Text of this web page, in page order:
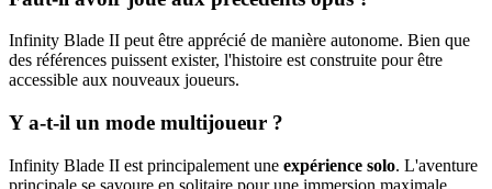
Infinity Blade II peut être apprécié de manière autonome. Bien que
des références puissent exister, l'histoire est construite pour être
accessible aux nouveaux joueurs.
Y a-t-il un mode multijoueur ?
Infinity Blade II est principalement une expérience solo. L'aventure
principale se savoure en solitaire pour une immersion maximale.